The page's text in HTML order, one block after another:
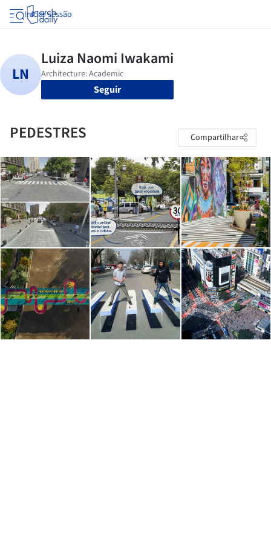
Iniciar sessão
Seguir
PEDESTRES Compartilhar